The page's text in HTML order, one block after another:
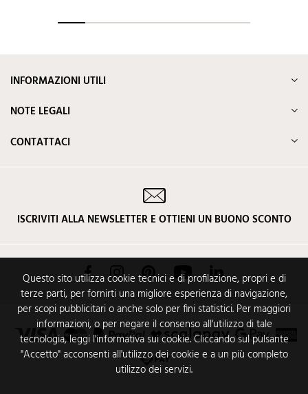
Questo sito utilizza cookie tecnici e di profilazione, propri e di
terze parti, per fornirti una migliore esperienza di navigazione,
per scopi pubblicitari o anche solo per fini statistici. Per maggiori
informazioni, o per negare il consenso all'utilizzo di tale
tecnologia, leggi l'informativa sui cookie. Cliccando sul pulsante
"Accetto" acconsenti all'utilizzo dei cookie e a un più completo
utilizzo dei servizi.
INFORMAZIONI UTILI
NOTE LEGALI
CONTATTACI
ISCRIVITI ALLA NEWSLETTER E OTTIENI UN BUONO SCONTO
FacebookInstagramPinterest YouTube